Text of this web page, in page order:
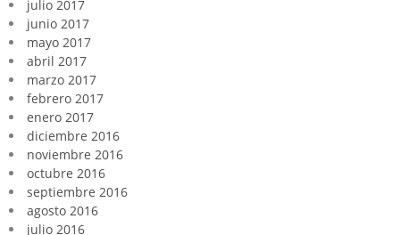
julio 2017
junio 2017
mayo 2017
abril 2017
marzo 2017
febrero 2017
enero 2017
diciembre 2016
noviembre 2016
octubre 2016
septiembre 2016
agosto 2016
julio 2016